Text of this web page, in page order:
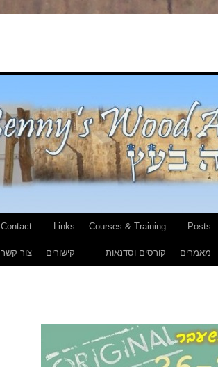
Posts
מאמרים
Courses & Training
קורסים וסדנאות
Links
קישורים
Contact
צור קשר